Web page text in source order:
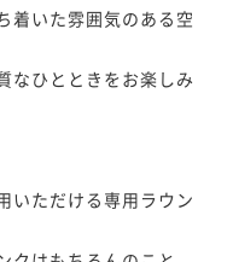
着いた雰囲気のある空
なひとときをお楽しみ
いただける専用ラウン